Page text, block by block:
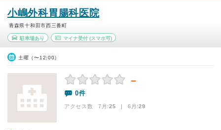
小嶋外科胃腸科医院
青森県十和田市西三番町
駐車場あり マイナ受付(スマホ可)
土曜（〜12:00）
－
0件
アクセス数 7月:25 | 6月:29